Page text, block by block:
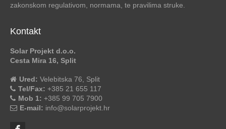
zakonskom regulativom, normama, te pravilima struke.
Kontakt
Solar Projekt d.o.o.
Cesta Mira 16, Split
Ured: Velebitska 76, Split
Tel/Fax: +385 21 655 117
Mob 1: +385 99 705 7900
E-mail: info@solarprojekt.hr